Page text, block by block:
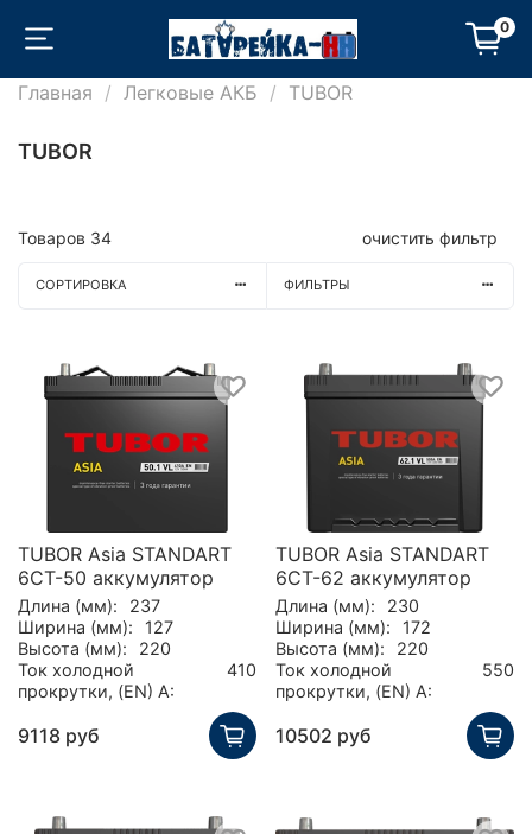
0
Главная Легковые АКБ TUBOR
TUBOR
Товаров 34 очистить фильтр
СОРТИРОВКА ФИЛЬТРЫ
TUBOR Asia STANDART
6СТ-50 аккумулятор
Длина (мм):
237
Ширина (мм):
127
Высота (мм):
220
Ток холодной
прокрутки, (EN) А:
410
9118 руб
TUBOR Asia STANDART
6СТ-62 аккумулятор
Длина (мм):
230
Ширина (мм):
172
Высота (мм):
220
Ток холодной
прокрутки, (EN) А:
550
10502 руб